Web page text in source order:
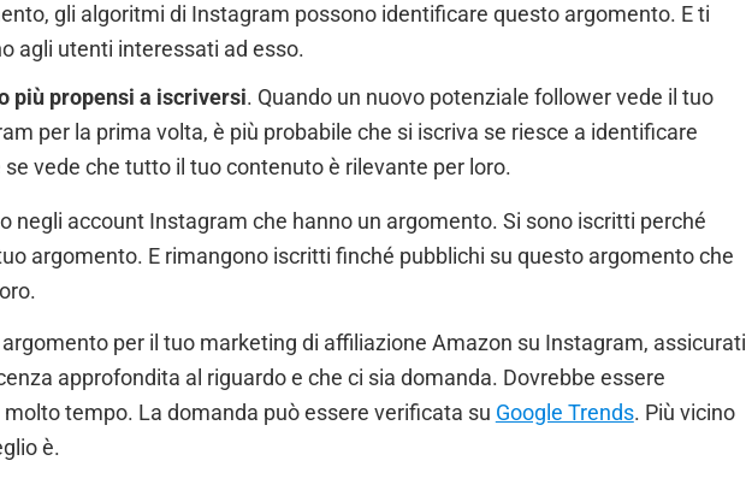
gli algoritmi di Instagram possono identificare questo argomento. E ti
agli utenti interessati ad esso.
più propensi a iscriversi. Quando un nuovo potenziale follower vede il tuo
per la prima volta, è più probabile che si iscriva se riesce a identificare
se vede che tutto il tuo contenuto è rilevante per loro.
negli account Instagram che hanno un argomento. Si sono iscritti perché
argomento. E rimangono iscritti finché pubblichi su questo argomento che
per il tuo marketing di affiliazione Amazon su Instagram, assicurati
approfondita al riguardo e che ci sia domanda. Dovrebbe essere
tempo. La domanda può essere verificata su Google Trends. Più vicino
è.